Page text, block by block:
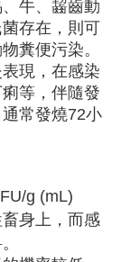
牛、齧齒動
存在，則可
糞便污染。
現，在感染
等，伴隨發
常發燒72小
g (mL)
身上，而感